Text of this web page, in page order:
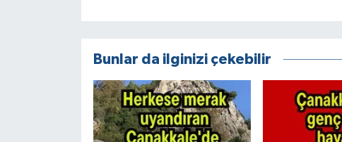
Bunlar da ilginizi çekebilir